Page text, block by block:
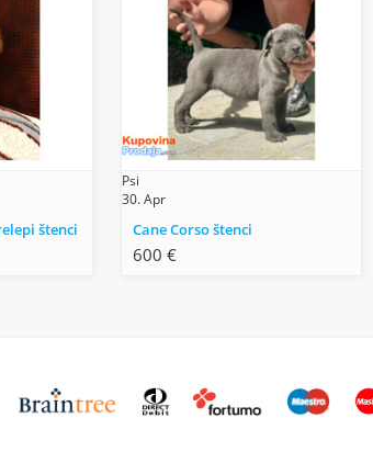
štenci
Psi
30. Apr
Cane Corso štenci
600 €